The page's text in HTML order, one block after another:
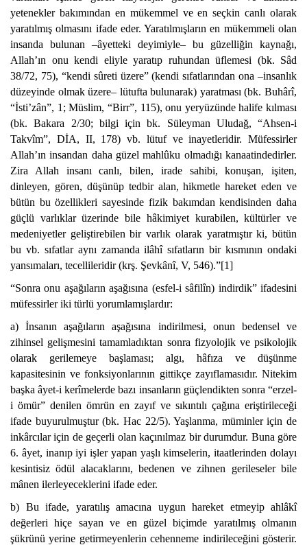
yetenekler bakımından en mükemmel ve en seçkin canlı olarak
yaratılmış olmasını ifade eder. Yaratılmışların en mükemmeli olan
insanda bulunan –âyetteki deyimiyle– bu güzelliğin kaynağı,
Allah’ın onu kendi eliyle yaratıp ruhundan üflemesi (bk. Sâd
38/72, 75), “kendi sûreti üzere” (kendi sıfatlarından ona –insanlık
düzeyinde olmak üzere– lütufta bulunarak) yaratması (bk. Buhârî,
“İsti’zân”, 1; Müslim, “Birr”, 115), onu yeryüzünde halife kılması
(bk. Bakara 2/30; bilgi için bk. Süleyman Uludağ, “Ahsen-i
Takvîm”, DİA, II, 178) vb. lütuf ve inayetleridir. Müfessirler
Allah’ın insandan daha güzel mahlûku olmadığı kanaatindedirler.
Zira Allah insanı canlı, bilen, irade sahibi, konuşan, işiten,
dinleyen, gören, düşünüp tedbir alan, hikmetle hareket eden ve
bütün bu özellikleri sayesinde fizik bakımdan kendisinden daha
güçlü varlıklar üzerinde bile hâkimiyet kurabilen, kültürler ve
medeniyetler geliştirebilen bir varlık olarak yaratmıştır ki, bütün
bu vb. sıfatlar aynı zamanda ilâhî sıfatların bir kısmının ondaki
yansımaları, tecellileridir (krş. Şevkânî, V, 546).”[1]
“Sonra onu aşağıların aşağısına (esfel-i sâfilîn) indirdik” ifadesini
müfessirler iki türlü yorumlamışlardır:
a) İnsanın aşağıların aşağısına indirilmesi, onun bedensel ve
zihinsel gelişmesini tamamladıktan sonra fizyolojik ve psikolojik
olarak gerilemeye başlaması; algı, hâfıza ve düşünme
kapasitesinin ve fonksiyonlarının gittikçe zayıflamasıdır. Nitekim
başka âyet-i kerîmelerde bazı insanların güçlendikten sonra “erzel-
i ömür” denilen ömrün en zayıf ve sıkıntılı çağına eriştirileceği
ifade buyurulmuştur (bk. Hac 22/5). Yaşlanma, müminler için de
inkârcılar için de geçerli olan kaçınılmaz bir durumdur. Buna göre
6. âyet, inanıp iyi işler yapan yaşlı kimselerin, itaatlerinden dolayı
kesintisiz ödül alacaklarını, bedenen ve zihnen gerileseler bile
mânen ilerleyeceklerini ifade eder.
b) Bu ifade, yaratılış amacına uygun hareket etmeyip ahlâkî
değerleri hiçe sayan ve en güzel biçimde yaratılmış olmanın
şükrünü yerine getirmeyenlerin cehenneme indirileceğini gösterir.